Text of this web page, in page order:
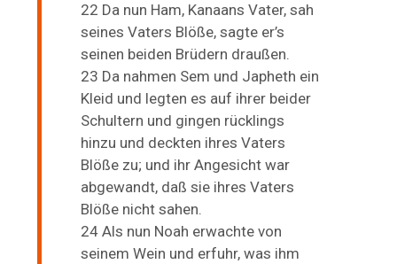
22 Da nun Ham, Kanaans Vater, sah
seines Vaters Blöße, sagte er’s
seinen beiden Brüdern draußen.
23 Da nahmen Sem und Japheth ein
Kleid und legten es auf ihrer beider
Schultern und gingen rücklings
hinzu und deckten ihres Vaters
Blöße zu; und ihr Angesicht war
abgewandt, daß sie ihres Vaters
Blöße nicht sahen.
24 Als nun Noah erwachte von
seinem Wein und erfuhr, was ihm